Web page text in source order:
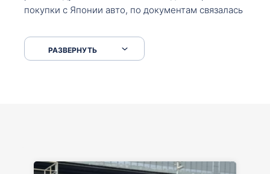
покупки с Японии авто, по документам связалась
что заполнить, куда зайти, образцы и т.д. После
приехал за авто. Меня тепло встретили Сергей с
РАЗВЕРНУТЬ